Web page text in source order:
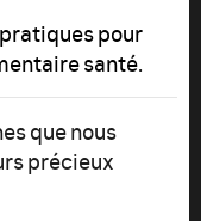
pour
santé.
que nous
précieux